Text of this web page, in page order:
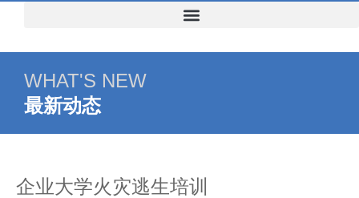
WHAT'S NEW
最新动态
企业大学火灾逃生培训